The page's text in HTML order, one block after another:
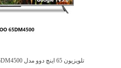
تلویزیون 65 اینچ دوو مدل DAEWOO 65DM4500 سری Yeosu